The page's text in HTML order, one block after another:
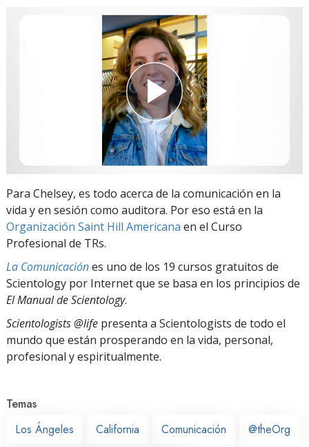
Para Chelsey, es todo acerca de la comunicación en la
vida y en sesión como auditora. Por eso está en la
Organización Saint Hill Americana en el Curso
Profesional de TRs.
La Comunicaciónes uno de los 19 cursos gratuitos de
Scientology por Internet que se basa en los principios de
El Manual de Scientology.
Scientologists @life presenta a Scientologists de todo el
mundo que están prosperando en la vida, personal,
profesional y espiritualmente.
Temas
Los Ángeles
California Comunicación @theOrg